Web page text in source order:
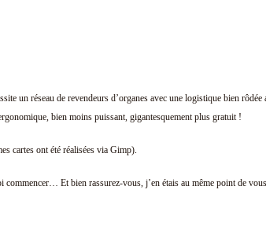
un réseau de revendeurs d’organes avec une logistique bien
bien moins puissant, gigantesquement plus gratuit !
cartes ont été réalisées via Gimp).
Et bien rassurez-vous, j’en étais au même point de